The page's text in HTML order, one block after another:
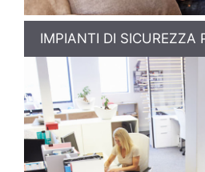
IMPIANTI DI SICUREZZA